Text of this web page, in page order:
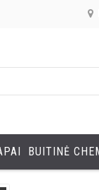
BUITINĖ